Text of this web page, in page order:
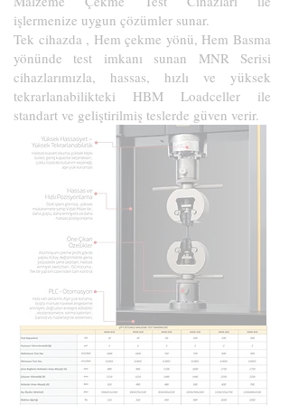
işlermenize uygun çözümler sunar.
Tek cihazda , Hem çekme yönü, Hem Basma
yönünde test imkanı sunan MNR Serisi
cihazlarımızla, hassas, hızlı ve yüksek
tekrarlanabilikteki HBM Loadceller ile
standart ve geliştirilmiş teslerde güven verir.